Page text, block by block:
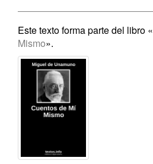
Este texto forma parte del libro «
Mismo».